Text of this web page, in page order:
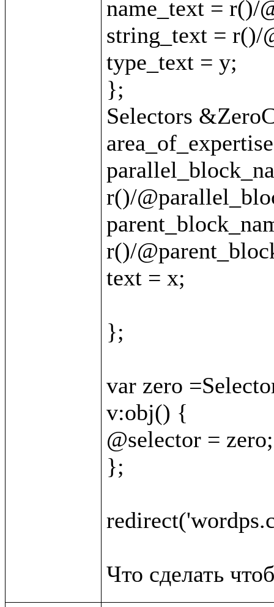
name_text = r()/
string_text = r()/
type_text = y;
};
Selectors
r()/
r()/
text = x;
};
var zero
v:obj() {
@selector = zero;
};